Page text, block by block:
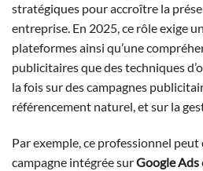
stratégiques pour accroître la
entreprise. En 2025, ce rôle exige
plateformes ainsi qu’une
publicitaires que des techniques
la fois sur des campagnes
référencement naturel, et sur la
Par exemple, ce professionnel
campagne intégrée surGoogle Ads